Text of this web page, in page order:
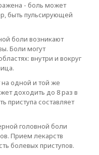
- боль может
быть пульсирующей
боли возникают
Боли могут
внутри и вокруг
на одной и той же
доходить до 8 раз в
приступа составляет
головной боли
Прием лекарств
болевых приступов.